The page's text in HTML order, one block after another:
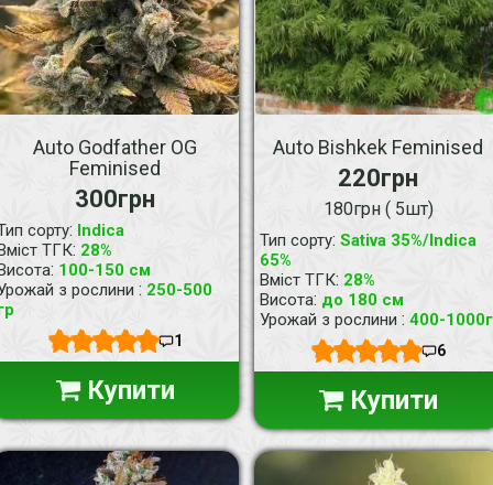
Auto Godfather OG
Feminised
300грн
сорту: Indica
ТГК: 28%
: 100-150 см
з рослини : 250-500
1
Купити
Auto Bishkek Feminised
220грн
180грн ( 5шт)
Тип сорту: Sativa 35%/Indica
65%
Вміст ТГК: 28%
Висота: до 180 см
Урожай з рослини : 400-1000г
6
Купити